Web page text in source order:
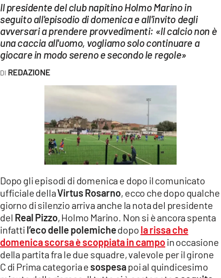
LAC NETWORK
LAC ONAIR
LaC
LACPLAY.IT
LACONAIR.IT
LACITYMAG.IT
COSENZACHANNEL.IT
ILVIBONESE.IT
CATANZAROCHANNEL.IT
LACAPITALENEWS.IT
Il presidente del club napitino Holmo Marino in
seguito all'episodio di domenica e all'invito degli
avversari a prendere provvedimenti: «Il calcio non è
una caccia all'uomo, vogliamo solo continuare a
giocare in modo sereno e secondo le regole»
REDAZIONE
Dopo gli episodi di domenica e dopo il comunicato
ufficiale dellaVirtus Rosarno, ecco che dopo qualche
giorno di silenzio arriva anche la nota del presidente
del Real Pizzo, Holmo Marino. Non si è ancora spenta
infatti l’eco delle polemichedopo la rissa che
domenica scorsa è scoppiata in campoin occasione
della partita fra le due squadre, valevole per il girone
C di Prima categoria e sospesapoi al quindicesimo